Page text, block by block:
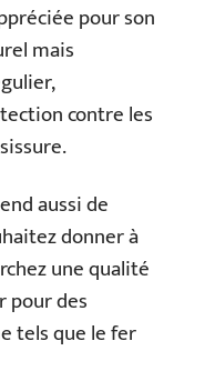
pour son
mais
contre les
aussi de
donner à
une qualité
pour des
tels que le fer